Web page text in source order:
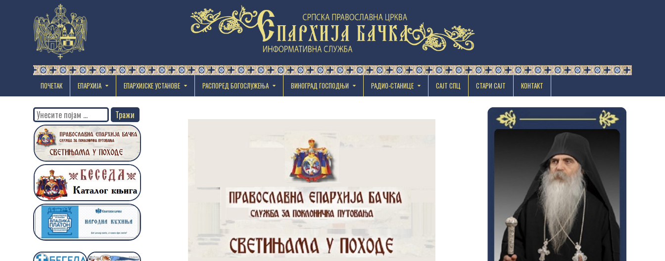
ПОЧЕТАК ЕПАРХИЈА EПАРХИЈСКЕ УСТАНОВЕ РАСПОРЕД БОГОСЛУЖЕЊА ВИНОГРАД ГОСПОДЊИ РАДИО-СТАНИЦЕ САЈТ СПЦ СТАРИ САЈТ КОНТАКТ
Search
for: